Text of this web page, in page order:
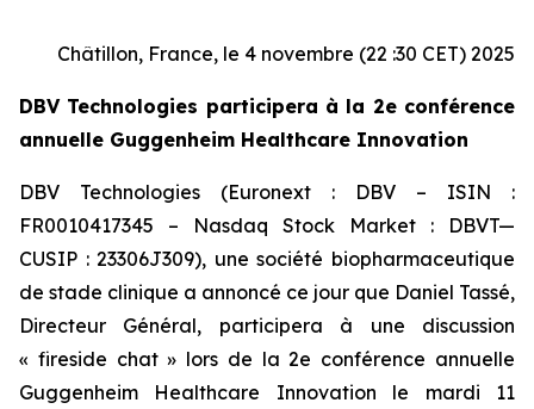
Châtillon, France, le 4 novembre (22 :30 CET) 2025
DBV Technologies participera à la 2e conférence
annuelle Guggenheim Healthcare Innovation
DBV Technologies (Euronext : DBV – ISIN :
FR0010417345 – Nasdaq Stock Market : DBVT—
CUSIP : 23306J309), une société biopharmaceutique
de stade clinique a annoncé ce jour que Daniel Tassé,
Directeur Général, participera à une discussion
« fireside chat » lors de la 2e conférence annuelle
Guggenheim Healthcare Innovation le mardi 11